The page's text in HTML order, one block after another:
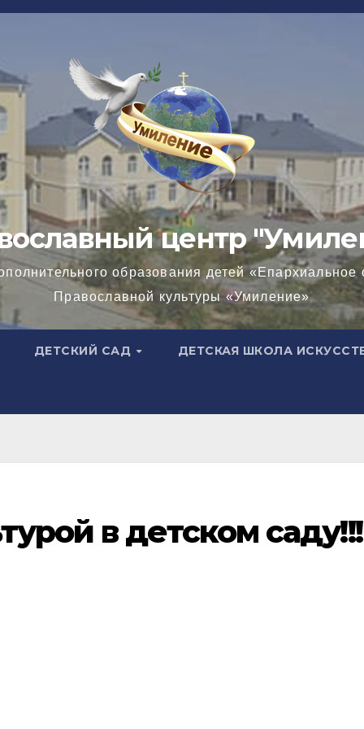
центр
образования детей
Православной культуры «Умиление»
ДЕТСКИЙ САД ДЕТСКАЯ ШКОЛА
в детском саду!!!